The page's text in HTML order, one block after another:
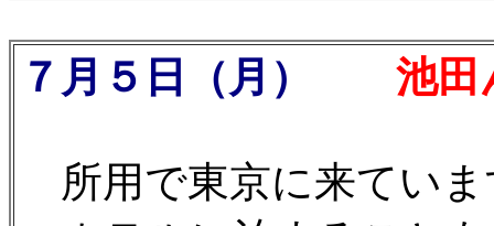
７月５日（月） 池田
所用で東京に来ていま